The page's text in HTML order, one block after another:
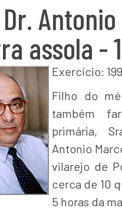
assola -
Exercício:
Filho do
também
primária,
Antonio
vilarejo de
cerca de 10
5 horas da